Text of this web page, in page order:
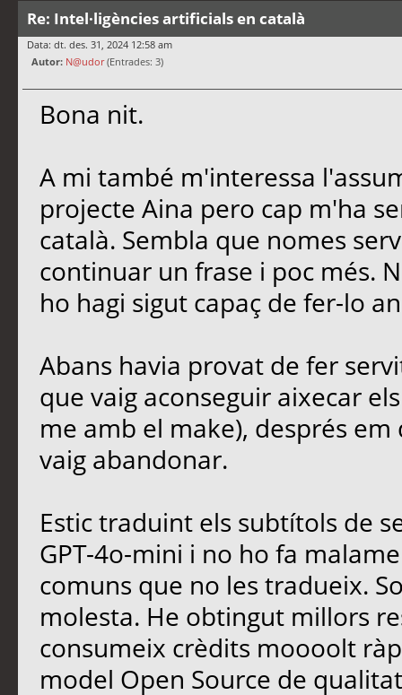
Re: Intel·ligències artificials en català
Data: dt. des. 31, 2024 12:58 am
Autor: N@udor(Entrades: 3)
Bona nit.
A mi també m'interessa
projecte Aina pero cap m'ha
català. Sembla que nomes
continuar un frase i poc més.
ho hagi sigut capaç de fer-lo
Abans havia provat de fer
que vaig aconseguir aixecar
me amb el make), després
vaig abandonar.
Estic traduint els subtítols de
GPT-4o-mini i no ho fa
comuns que no les tradueix.
molesta. He obtingut millors
consumeix crèdits moooolt
model Open Source de